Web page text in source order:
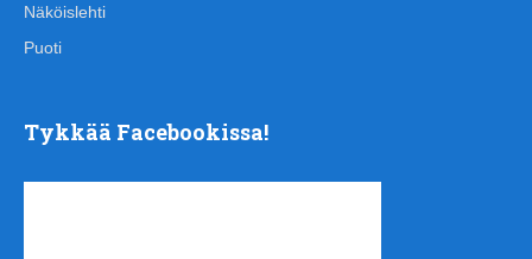
Näköislehti
Puoti
Tykkää Facebookissa!